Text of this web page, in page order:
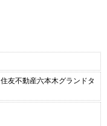
友不動産六本木グランドタ